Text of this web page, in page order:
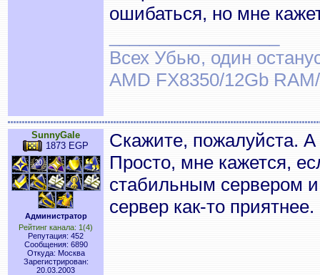
ошибаться, но мне
Всех Убью, один
AMD FX8350/12Gb
SunnyGale
1873 EGP
Администратор
Рейтинг канала: 1(4)
Репутация: 452
Сообщения: 6890
Откуда: Москва
Зарегистрирован:
20.03.2003
Скажите, пожалуйста.
Просто, мне кажется,
стабильным сервером
сервер как-то приятнее.